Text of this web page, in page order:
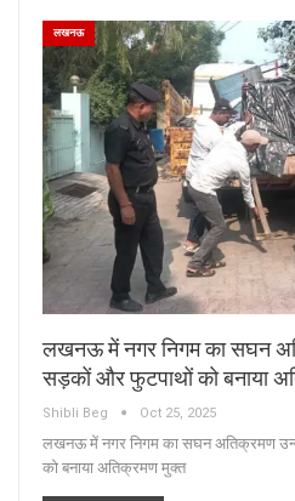
लखनऊ
लखनऊ में नगर निगम का सघन
सड़कों और फुटपाथों को बनाया
Shibli Beg Oct 25, 2025
लखनऊ में नगर निगम का सघन अतिक्रमण
को बनाया अतिक्रमण मुक्त